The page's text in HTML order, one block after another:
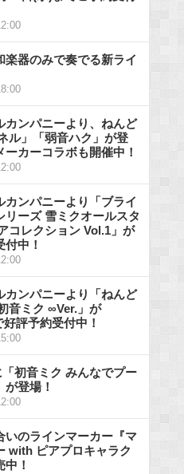
楽器のみで奏でる新ライ
カンパニーより、ねんど
ル」「弱音ハク」が登
カーコラボも開催中！
カンパニーより「ブライ
リーズ 雪ミクオールスタ
コレクション Vol.1」が
中！
カンパニーより「ねんど
音ミク ∞Ver.」が
評予約受付中！
初音ミク みんなでプー
登場！
いのラインマーカー『マ
with ピアプロキャラク
！